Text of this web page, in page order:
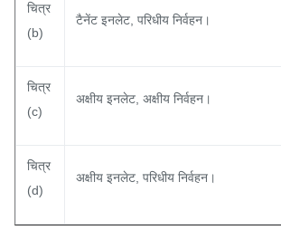
चित्र
(b)
टैनेंट इनलेट, परिधीय निर्वहन।
चित्र
(c)
अक्षीय इनलेट, अक्षीय निर्वहन।
चित्र
(d)
अक्षीय इनलेट, परिधीय निर्वहन।